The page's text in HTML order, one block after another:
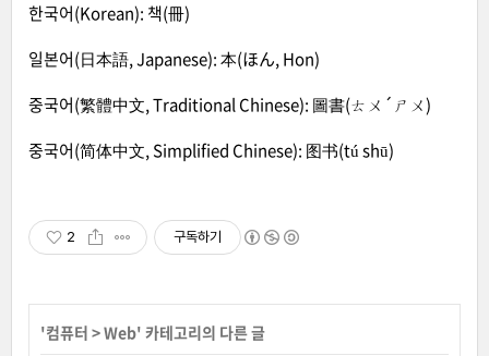
한국어(Korean): 책(冊)
일본어(日本語, Japanese): 本(ほん, Hon)
중국어(繁體中文, Traditional Chinese): 圖書(ㄊㄨ´ㄕㄨ)
중국어(简体中文, Simplified Chinese): 图书(tú shū)
2 구독하기
'컴퓨터 >Web' 카테고리의 다른 글